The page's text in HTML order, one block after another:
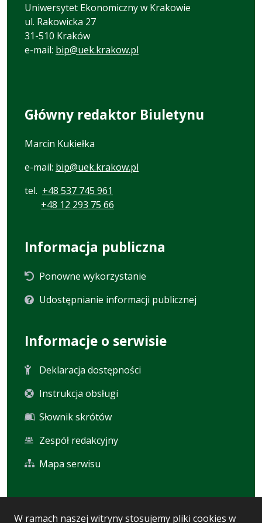
W ramach naszej witryny stosujemy pliki cookies w
Uniwersytet Ekonomiczny w Krakowie
ul. Rakowicka 27
31-510 Kraków
e-mail: bip@uek.krakow.pl
Główny redaktor Biuletynu
Marcin Kukiełka
e-mail: bip@uek.krakow.pl
tel. +48 537 745 961
+48 12 293 75 66
Informacja publiczna
Ponowne wykorzystanie
Udostępnianie informacji publicznej
Informacje o serwisie
Deklaracja dostępności
Instrukcja obsługi
Słownik skrótów
Zespół redakcyjny
Mapa serwisu